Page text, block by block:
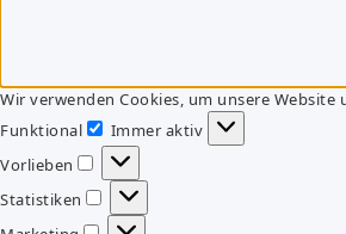
Wir verwenden Cookies, um unsere
Funktional
Funktional
Immer aktiv
Vorlieben
Vorlieben
Statistiken
Statistiken